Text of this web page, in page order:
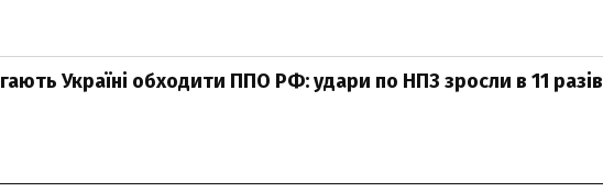
Україні обходити ППО РФ: удари по НПЗ зросли в 11 разів